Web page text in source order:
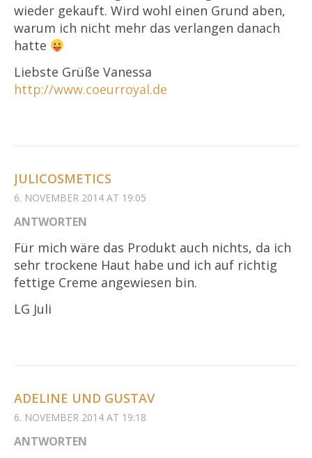
wieder gekauft. Wird wohl einen Grund aben,
warum ich nicht mehr das verlangen danach
hatte
Liebste Grüße Vanessa
http://www.coeurroyal.de
JULICOSMETICS
6. NOVEMBER 2014 AT 19:05
ANTWORTEN
Für mich wäre das Produkt auch nichts, da ich
sehr trockene Haut habe und ich auf richtig
fettige Creme angewiesen bin.
LG Juli
ADELINE UND GUSTAV
6. NOVEMBER 2014 AT 19:18
ANTWORTEN